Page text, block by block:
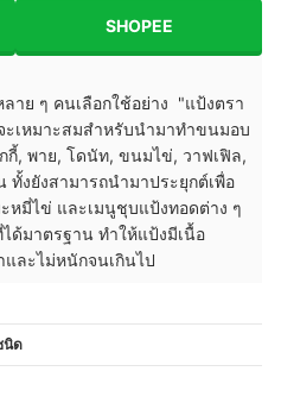
SHOPEE
าย ๆ คนเลือกใช้อย่าง "แป้งตรา
ะเหมาะสมสำหรับนำมาทำขนมอบ
, พาย, โดนัท, ขนมไข่, วาฟเฟิล,
งยังสามารถนำมาประยุกต์เพื่อ
หมี่ไข่ และเมนูชุบแป้งทอดต่าง ๆ
ด้มาตรฐาน ทำให้แป้งมีเนื้อ
และไม่หนักจนเกินไป
นิด